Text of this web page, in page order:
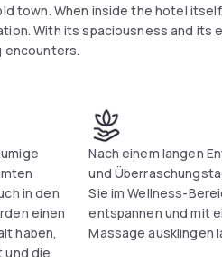
town. When inside the hotel
With its spaciousness and its
encounters.
in den
einen
haben,
und die
Nach einem langen
und
Sie im Wellness-
entspannen und mit
Massage ausklingen